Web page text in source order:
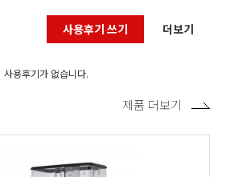
사용후기 쓰기 더보기
사용후기가 없습니다.
제품 더보기